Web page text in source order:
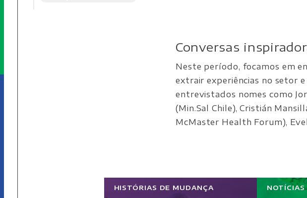
Conversas
Neste período, focamos em
extrair experiências no setor
entrevistados nomes como
(Min.Sal Chile), Cristián
McMaster Health Forum),
HISTÓRIAS DE MUDANÇA NOTÍCIAS